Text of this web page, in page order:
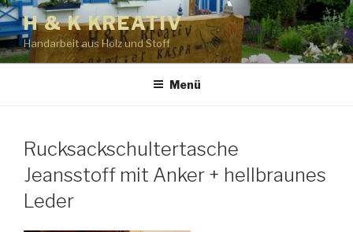
Zum
Inhalt
springen
H & K KREATIV
Handarbeit aus Holz und Stoff
Menü
Rucksackschultertasche
Jeansstoff mit Anker + hellbraunes
Leder